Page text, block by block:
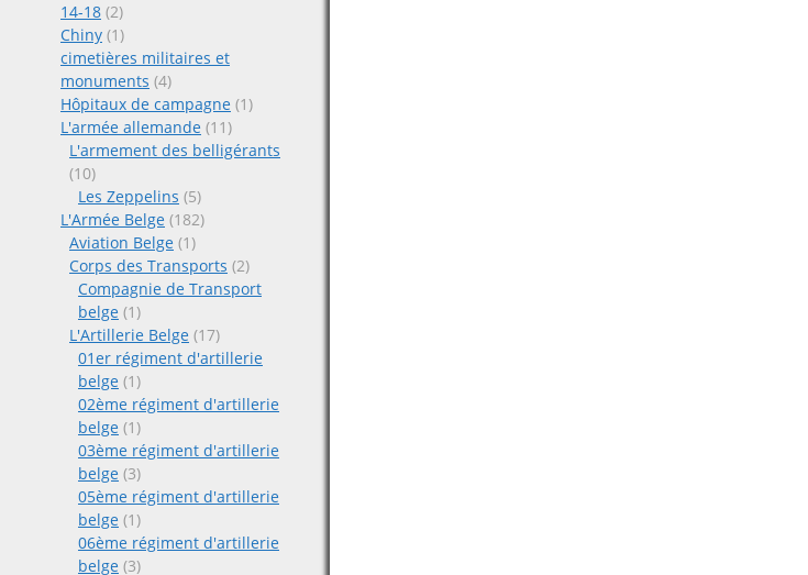
14-18 (2)
Chiny (1)
cimetières militaires et
monuments (4)
Hôpitaux de campagne (1)
L'armée allemande (11)
L'armement des belligérants
(10)
Les Zeppelins (5)
L'Armée Belge (182)
Aviation Belge (1)
Corps des Transports (2)
Compagnie de Transport
belge (1)
L'Artillerie Belge (17)
01er régiment d'artillerie
belge (1)
02ème régiment d'artillerie
belge (1)
03ème régiment d'artillerie
belge (3)
05ème régiment d'artillerie
belge (1)
06ème régiment d'artillerie
belge (3)